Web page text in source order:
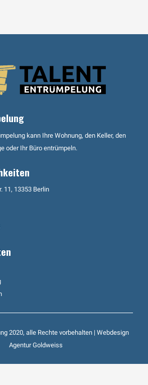
kann Ihre Wohnung, den Keller, den
oder Ihr Büro entrümpeln.
11, 13353 Berlin
2020, alle Rechte vorbehalten | Webdesign
Agentur Goldweiss